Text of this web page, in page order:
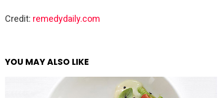
Credit: remedydaily.com
YOU MAY ALSO LIKE